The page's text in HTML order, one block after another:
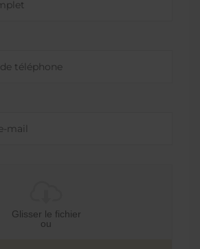
Glisser le fichier
ou